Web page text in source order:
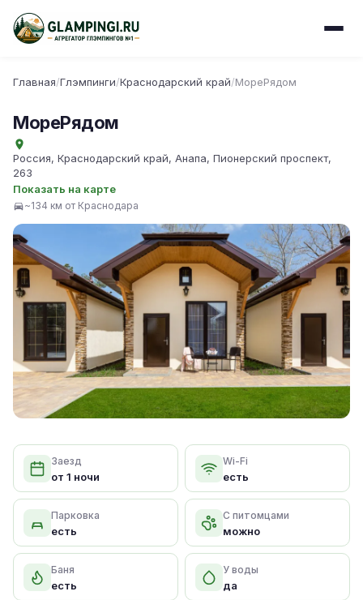
Главная/Глэмпинги/Краснодарский край/МореРядом
МореРядом
Россия, Краснодарский край, Анапа, Пионерский проспект,
263
Показать на карте
~134 км от Краснодара
Заезд
от 1 ночи
Wi-Fi
есть
Парковка
есть
С питомцами
можно
Баня
есть
У воды
да